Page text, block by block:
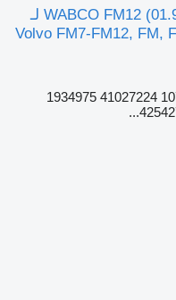
صمام الهواء WABCO FM12 (01.98-12.05) 4721950180 لـ
4721950180 42123220 1376793 1079666 41027224 1934975